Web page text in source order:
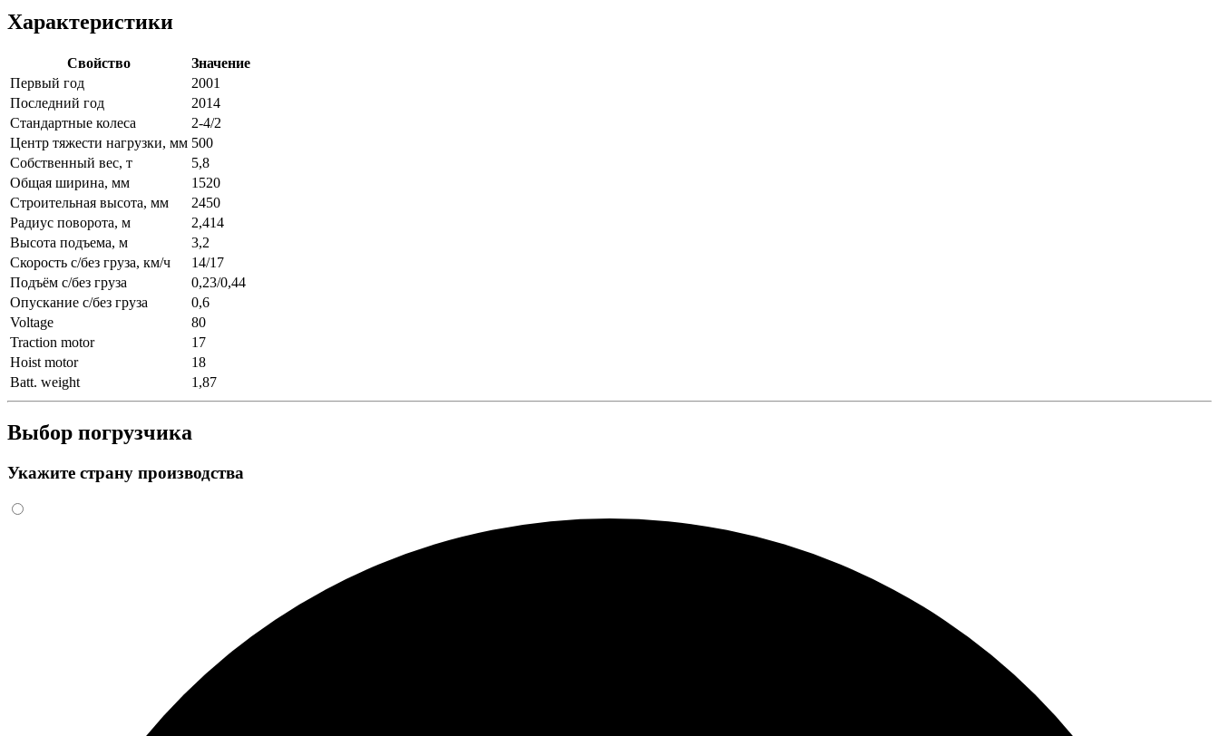
Характеристики
Свойство
Значение
Первый год
2001
Последний год
2014
Стандартные колеса
2-4/2
Центр тяжести нагрузки, мм 500
Собственный вес, т
5,8
Общая ширина, мм
1520
Строительная высота, мм
2450
Радиус поворота, м
2,414
Высота подъема, м
3,2
Скорость с/без груза, км/ч
14/17
Подъём с/без груза
0,23/0,44
Опускание с/без груза
0,6
Voltage
80
Traction motor
17
Hoist motor
18
Batt. weight
1,87
Выбор погрузчика
Укажите страну производства